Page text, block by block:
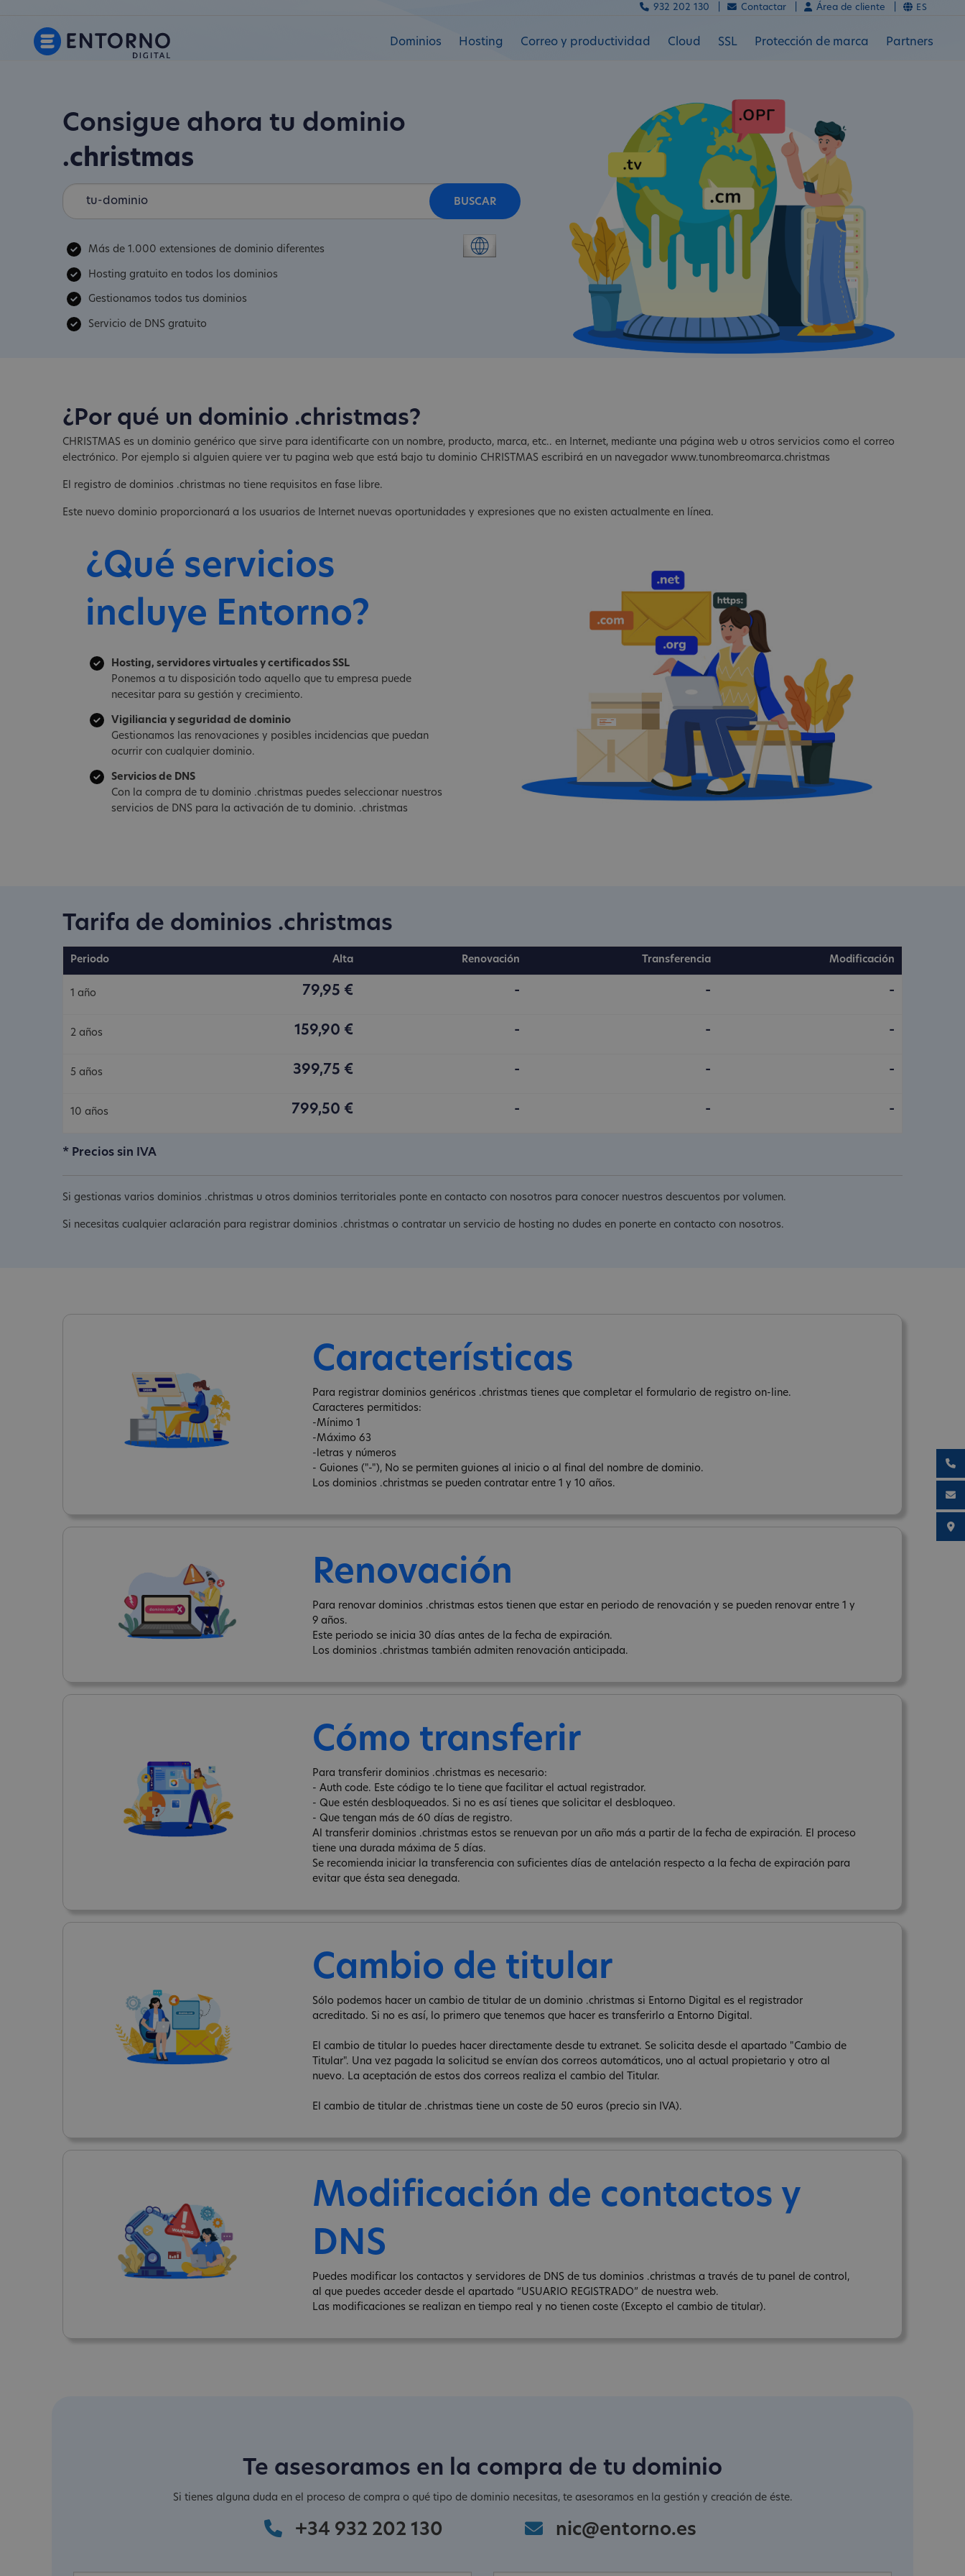
Dominios Hosting Correo y productividad Cloud SSL Protección de marca Partners
932 202 130 | Contactar | Área de cliente | ES
Consigue ahora tu dominio
.christmas
BUSCAR
Más de 1.000 extensiones de dominio diferentes
Hosting gratuito en todos los dominios
Gestionamos todos tus dominios
Servicio de DNS gratuito
¿Por qué un dominio .christmas?
CHRISTMAS es un dominio genérico que sirve para identificarte con un nombre, producto, marca, etc.. en Internet, mediante una página web u otros servicios como el correo
electrónico. Por ejemplo si alguien quiere ver tu pagina web que está bajo tu dominio CHRISTMAS escribirá en un navegador www.tunombreomarca.christmas
El registro de dominios .christmas no tiene requisitos en fase libre.
Este nuevo dominio proporcionará a los usuarios de Internet nuevas oportunidades y expresiones que no existen actualmente en línea.
¿Qué servicios
incluye Entorno?
Hosting, servidores virtuales y certificados SSL
Ponemos a tu disposición todo aquello que tu empresa puede
necesitar para su gestión y crecimiento.
Vigiliancia y seguridad de dominio
Gestionamos las renovaciones y posibles incidencias que puedan
ocurrir con cualquier dominio.
Servicios de DNS
Con la compra de tu dominio .christmas puedes seleccionar nuestros
servicios de DNS para la activación de tu dominio. .christmas
Tarifa de dominios .christmas
Periodo Alta Renovación Transferencia Modificación
1 año 79,95 € - - -
2 años 159,90 € - - -
5 años 399,75 € - - -
10 años 799,50 € - - -
* Precios sin IVA
Si gestionas varios dominios .christmas u otros dominios territoriales ponte en contacto con nosotros para conocer nuestros descuentos por volumen.
Si necesitas cualquier aclaración para registrar dominios .christmas o contratar un servicio de hosting no dudes en ponerte en contacto con nosotros.
Características
Para registrar dominios genéricos .christmas tienes que completar el formulario de registro on-line.
Caracteres permitidos:
-Mínimo 1
-Máximo 63
-letras y números
- Guiones ("-"), No se permiten guiones al inicio o al final del nombre de dominio.
Los dominios .christmas se pueden contratar entre 1 y 10 años.
Renovación
Para renovar dominios .christmas estos tienen que estar en periodo de renovación y se pueden renovar entre 1 y
9 años.
Este periodo se inicia 30 días antes de la fecha de expiración.
Los dominios .christmas también admiten renovación anticipada.
Cómo transferir
Para transferir dominios .christmas es necesario:
- Auth code. Este código te lo tiene que facilitar el actual registrador.
- Que estén desbloqueados. Si no es así tienes que solicitar el desbloqueo.
- Que tengan más de 60 días de registro.
Al transferir dominios .christmas estos se renuevan por un año más a partir de la fecha de expiración. El proceso
tiene una durada máxima de 5 días.
Se recomienda iniciar la transferencia con suficientes días de antelación respecto a la fecha de expiración para
evitar que ésta sea denegada.
Cambio de titular
Sólo podemos hacer un cambio de titular de un dominio .christmas si Entorno Digital es el registrador
acreditado. Si no es así, lo primero que tenemos que hacer es transferirlo a Entorno Digital.
El cambio de titular lo puedes hacer directamente desde tu extranet. Se solicita desde el apartado "Cambio de
Titular". Una vez pagada la solicitud se envían dos correos automáticos, uno al actual propietario y otro al
nuevo. La aceptación de estos dos correos realiza el cambio del Titular.
El cambio de titular de .christmas tiene un coste de 50 euros (precio sin IVA).
Modificación de contactos y
DNS
Puedes modificar los contactos y servidores de DNS de tus dominios .christmas a través de tu panel de control,
al que puedes acceder desde el apartado “USUARIO REGISTRADO” de nuestra web.
Las modificaciones se realizan en tiempo real y no tienen coste (Excepto el cambio de titular).
Te asesoramos en la compra de tu dominio
Si tienes alguna duda en el proceso de compra o qué tipo de dominio necesitas, te asesoramos en la gestión y creación de éste.
+34 932 202 130 nic@entorno.es